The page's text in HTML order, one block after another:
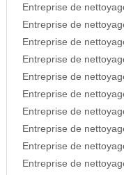
Entreprise de
Entreprise de
Entreprise de
Entreprise de
Entreprise de
Entreprise de
Entreprise de
Entreprise de
Entreprise de
Entreprise de